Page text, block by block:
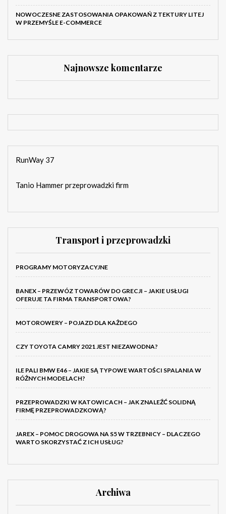
NOWOCZESNE ZASTOSOWANIA OPAKOWAŃ Z TEKTURY LITEJ
W PRZEMYŚLE E-COMMERCE
Najnowsze komentarze
RunWay 37
Tanio Hammer przeprowadzki firm
Transport i przeprowadzki
PROGRAMY MOTORYZACYJNE
BANEX – PRZEWÓZ TOWARÓW DO GRECJI – JAKIE USŁUGI
OFERUJE TA FIRMA TRANSPORTOWA?
MOTOROWERY – POJAZD DLA KAŻDEGO
CZY TOYOTA CAMRY 2021 JEST NIEZAWODNA?
ILE PALI BMW E46 – JAKIE SĄ TYPOWE WARTOŚCI SPALANIA W
RÓŻNYCH MODELACH?
PRZEPROWADZKI W KATOWICACH – JAK ZNALEŹĆ SOLIDNĄ
FIRMĘ PRZEPROWADZKOWĄ?
JAREX – POMOC DROGOWA NA S5 W TRZEBNICY – DLACZEGO
WARTO SKORZYSTAĆ Z ICH USŁUG?
Archiwa